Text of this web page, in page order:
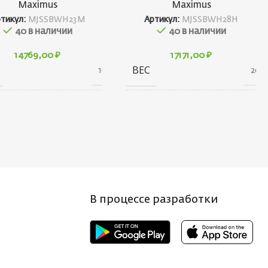
Maximus
MJSSBWH23M
40 в наличии
14769,00₽
160 г
230
Maximus
Артикул: MJSSBWH28H
40 в наличии
17171,00₽
ВЕС 200
КОНСТРУКЦИЯ
УДИЛИЩА
В процессе разработки